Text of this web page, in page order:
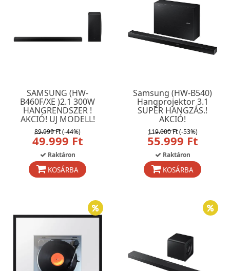
SAMSUNG (HW-
B460F/XE )2.1 300W
HANGRENDSZER !
AKCIÓ! UJ MODELL!
89.999 Ft(-44%)
49.999 Ft
Raktáron
KOSÁRBA
Samsung (HW-B540)
Hangprojektor 3.1
SUPER HANGZÁS.!
AKCIÓ!
119.000 Ft(-53%)
55.999 Ft
Raktáron
KOSÁRBA